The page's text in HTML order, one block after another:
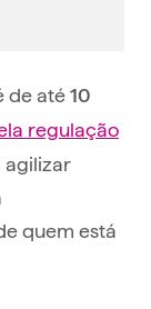
de até 10
regulação
agilizar
quem está